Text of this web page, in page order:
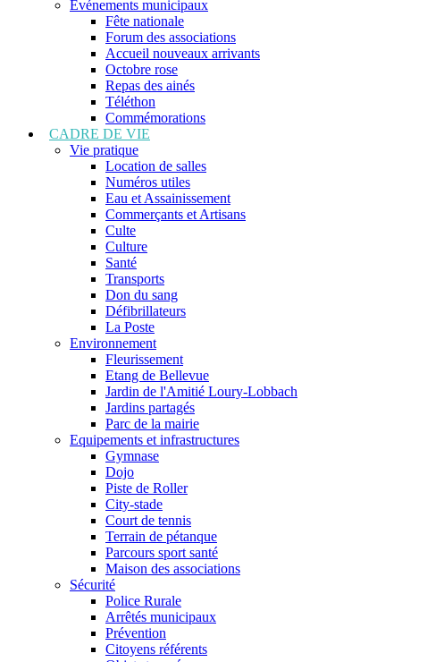
Evénements municipaux
Fête nationale
Forum des associations
Accueil nouveaux arrivants
Octobre rose
Repas des ainés
Téléthon
Commémorations
CADRE DE VIE
Vie pratique
Location de salles
Numéros utiles
Eau et Assainissement
Commerçants et Artisans
Culte
Culture
Santé
Transports
Don du sang
Défibrillateurs
La Poste
Environnement
Fleurissement
Etang de Bellevue
Jardin de l'Amitié Loury-Lobbach
Jardins partagés
Parc de la mairie
Equipements et infrastructures
Gymnase
Dojo
Piste de Roller
City-stade
Court de tennis
Terrain de pétanque
Parcours sport santé
Maison des associations
Sécurité
Police Rurale
Arrêtés municipaux
Prévention
Citoyens référents